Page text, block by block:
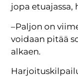
jopa etuajassa,
–Paljon on
voidaan pitää
alkaen.